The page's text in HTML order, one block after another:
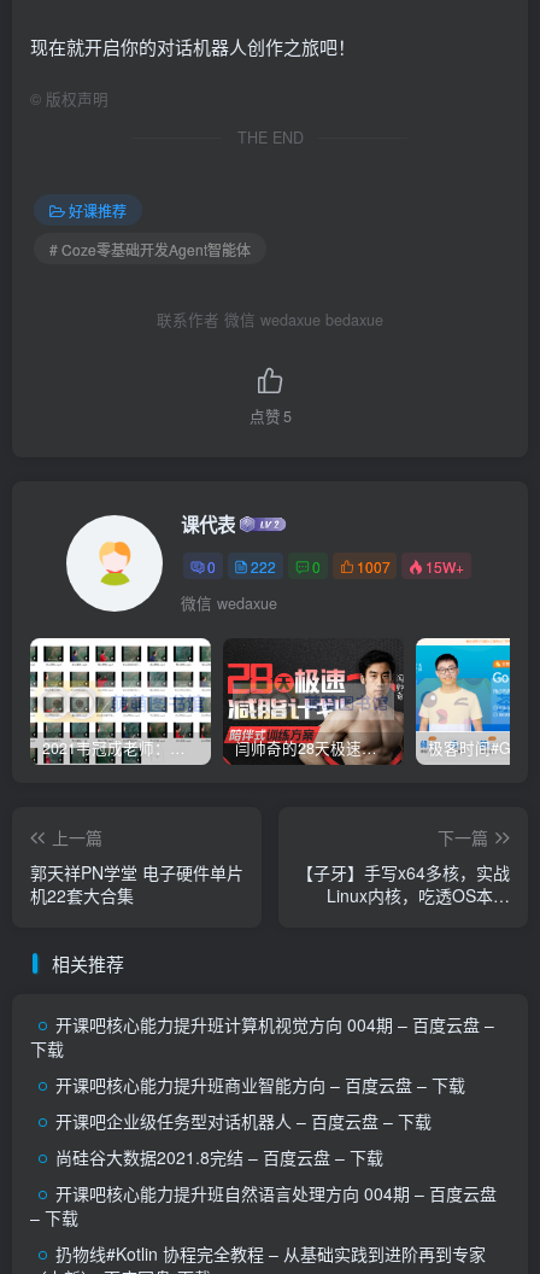
现在就开启你的对话机器人创作之旅吧！
© 版权声明
THE END
好课推荐
# Coze零基础开发Agent智能体
联系作者 微信 wedaxue bedaxue
点赞 5
课代表
0 222 0 1007 15W+
微信 wedaxue
2021韦冠成老师：韦氏天星风水《秘传二十四山吉凶占断要法》 – 百度云盘 – 下载 闫帅奇的28天极速减脂计划 – 网盘分享 – 下载
上一篇
郭天祥PN学堂 电子硬件单片
机22套大合集
下一篇
【子牙】手写x64多核，实战
Linux内核，吃透OS本质
相关推荐
开课吧核心能力提升班计算机视觉方向 004期 – 百度云盘 –
下载
开课吧核心能力提升班商业智能方向 – 百度云盘 – 下载
开课吧企业级任务型对话机器人 – 百度云盘 – 下载
尚硅谷大数据2021.8完结 – 百度云盘 – 下载
开课吧核心能力提升班自然语言处理方向 004期 – 百度云盘
– 下载
扔物线#Kotlin 协程完全教程 – 从基础实践到进阶再到专家